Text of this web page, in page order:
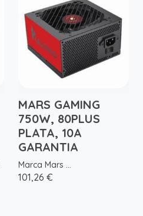
MARS GAMING
750W, 80PLUS
PLATA, 10A
GARANTIA
Marca Mars ...
101,26 €